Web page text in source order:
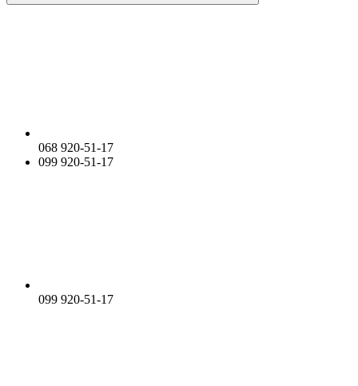
068 920-51-17
099 920-51-17
099 920-51-17